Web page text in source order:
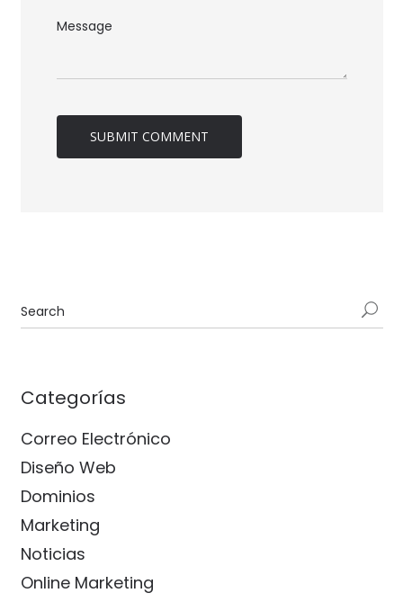
Categorías
Correo Electrónico
Diseño Web
Dominios
Marketing
Noticias
Online Marketing